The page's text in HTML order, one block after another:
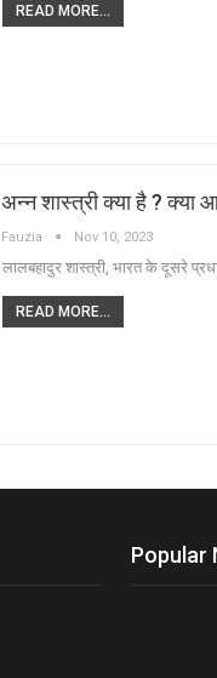
READ MORE...
अन्न शास्त्री क्या है ? क्या
Fauzia Nov 10, 2023
लालबहादुर शास्त्री, भारत के दूसरे
READ MORE...
Popular